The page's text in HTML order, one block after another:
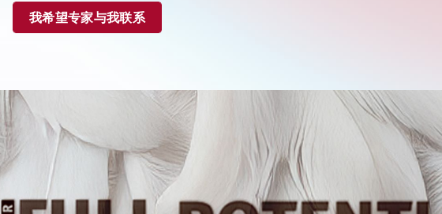
我希望专家与我联系